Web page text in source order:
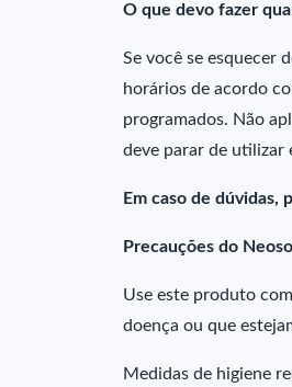
O que devo fazer
Se você se esquecer
horários de acordo
programados. Não
deve parar de utilizar
Em caso de
Precauções do
Use este produto
doença ou que
Medidas de higiene